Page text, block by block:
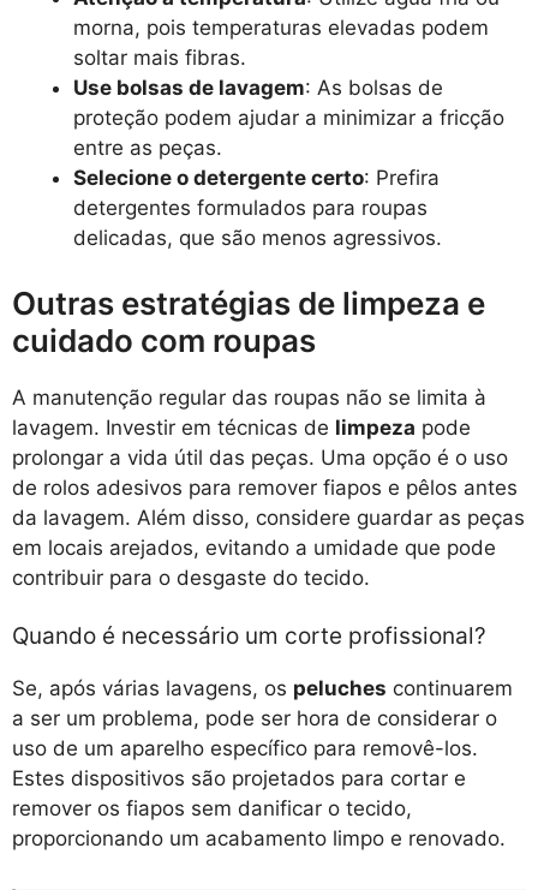
morna, pois temperaturas elevadas podem
soltar mais fibras.
Use bolsas de lavagem: As bolsas de
proteção podem ajudar a minimizar a fricção
entre as peças.
Selecione o detergente certo: Prefira
detergentes formulados para roupas
delicadas, que são menos agressivos.
Outras estratégias de limpeza e
cuidado com roupas
A manutenção regular das roupas não se limita à
lavagem. Investir em técnicas de limpeza pode
prolongar a vida útil das peças. Uma opção é o uso
de rolos adesivos para remover fiapos e pêlos antes
da lavagem. Além disso, considere guardar as peças
em locais arejados, evitando a umidade que pode
contribuir para o desgaste do tecido.
Quando é necessário um corte profissional?
Se, após várias lavagens, os peluches continuarem
a ser um problema, pode ser hora de considerar o
uso de um aparelho específico para removê-los.
Estes dispositivos são projetados para cortar e
remover os fiapos sem danificar o tecido,
proporcionando um acabamento limpo e renovado.